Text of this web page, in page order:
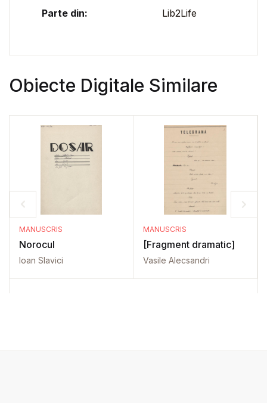
Parte din: Lib2Life
Obiecte Digitale Similare
MANUSCRIS
Norocul
Ioan Slavici
MANUSCRIS
[Fragment dramatic]
Vasile Alecsandri